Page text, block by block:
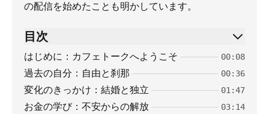
の配信を始めたことも明かしています。
目次
はじめに：カフェトークへようこそ 00:08
過去の自分：自由と刹那 00:36
変化のきっかけ：結婚と独立 01:47
お金の学び：不安からの解放 03:14